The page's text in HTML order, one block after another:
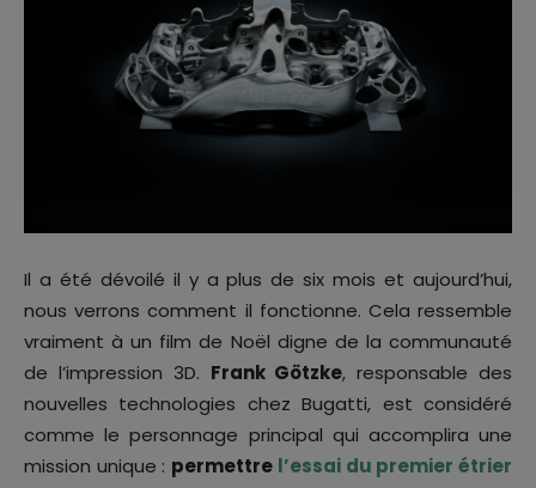
Il a été dévoilé il y a plus de six mois et aujourd’hui,
nous verrons comment il fonctionne. Cela ressemble
vraiment à un film de Noël digne de la communauté
de l’impression 3D. Frank Götzke, responsable des
nouvelles technologies chez Bugatti, est considéré
comme le personnage principal qui accomplira une
mission unique : permettre l’essai du premier étrier